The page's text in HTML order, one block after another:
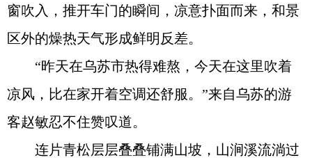
窗吹入，推开车门的瞬间，凉意扑面而来，和景
区外的燥热天气形成鲜明反差。
“昨天在乌苏市热得难熬，今天在这里吹着
凉风，比在家开着空调还舒服。”来自乌苏的游
客赵敏忍不住赞叹道。
连片青松层层叠叠铺满山坡，山涧溪流淌过